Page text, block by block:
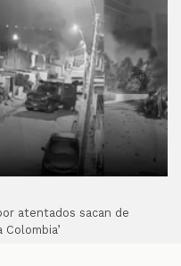
atentados sacan de